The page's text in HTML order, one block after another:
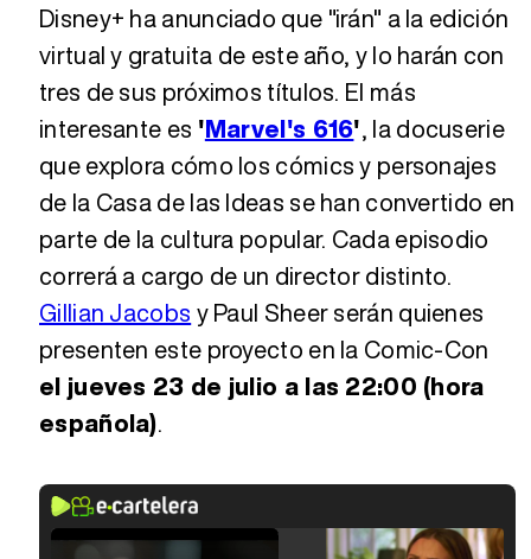
Disney+ ha anunciado que "irán" a la edición
virtual y gratuita de este año, y lo harán con
tres de sus próximos títulos. El más
interesante es 'Marvel's 616', la docuserie
que explora cómo los cómics y personajes
de la Casa de las Ideas se han convertido en
parte de la cultura popular. Cada episodio
correrá a cargo de un director distinto.
Gillian Jacobs y Paul Sheer serán quienes
presenten este proyecto en la Comic-Con
el jueves 23 de julio a las 22:00 (hora
española).